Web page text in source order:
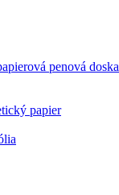
penová
papier